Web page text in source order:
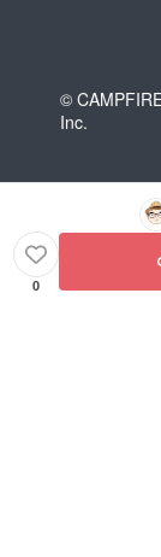
©
Inc.
0